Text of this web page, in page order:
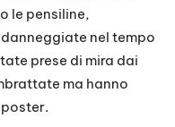
le pensiline,
nel tempo
prese di mira dai
ma hanno